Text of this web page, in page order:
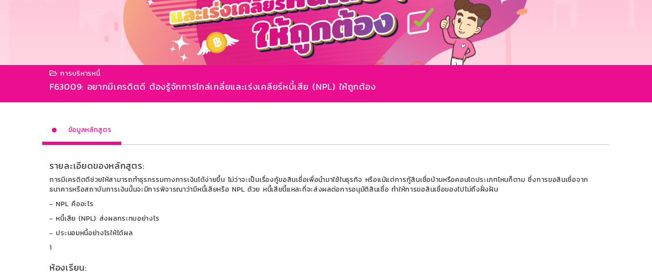
การบริหารหนี้
F63009: อยากมีเครดิตดี ต้องรู้จักการไกล่เกลี่ยและเร่งเคลียร์หนี้เสีย (NPL) ให้ถูกต้อง
ข้อมูลหลักสูตร
รายละเอียดของหลักสูตร:
การมีเครดิตดีช่วยให้สามารถทำธุรกรรมทางการเงินได้ง่ายขึ้น ไม่ว่าจะเป็นเรื่องกู้ขอสินเชื่อเพื่อนำมาใช้ในธุรกิจ หรือแม้แต่การกู้สินเชื่อบ้านหรือคอนโดประเภทไหนก็ตาม ซึ่งการขอสินเชื่อจาก
ธนาคารหรือสถาบันการเงินนั้นจะมีการพิจารณาว่ามีหนี้เสียหรือ NPL ด้วย หนี้เสียนี้แหละที่จะส่งผลต่อการอนุมัติสินเชื่อ ทำให้การขอสินเชื่อของไปไม่ถึงฝั่งฝัน
- NPL คืออะไร
- หนี้เสีย (NPL) ส่งผลกระทบอย่างไร
- ประนอมหนี้อย่างไรให้ได้ผล
1
ห้องเรียน: